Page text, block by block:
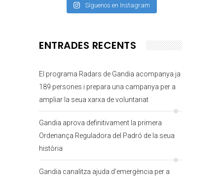
Síguenos en Instagram
ENTRADES RECENTS
El programa Radars de Gandia acompanya ja
189 persones i prepara una campanya per a
ampliar la seua xarxa de voluntariat
Gandia aprova definitivament la primera
Ordenança Reguladora del Padró de la seua
història
Gandia canalitza ajuda d’emergència per a